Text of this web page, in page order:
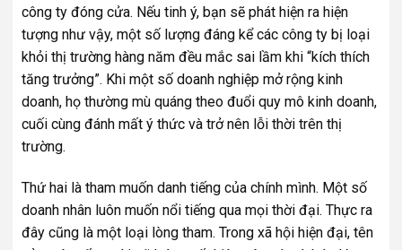
công ty đóng cửa. Nếu tinh ý, bạn sẽ phát hiện ra hiện
tượng như vậy, một số lượng đáng kể các công ty bị loại
khỏi thị trường hàng năm đều mắc sai lầm khi “kích thích
tăng trưởng”. Khi một số doanh nghiệp mở rộng kinh
doanh, họ thường mù quáng theo đuổi quy mô kinh doanh,
cuối cùng đánh mất ý thức và trở nên lỗi thời trên thị
trường.
Thứ hai là tham muốn danh tiếng của chính mình. Một số
doanh nhân luôn muốn nổi tiếng qua mọi thời đại. Thực ra
đây cũng là một loại lòng tham. Trong xã hội hiện đại, tên